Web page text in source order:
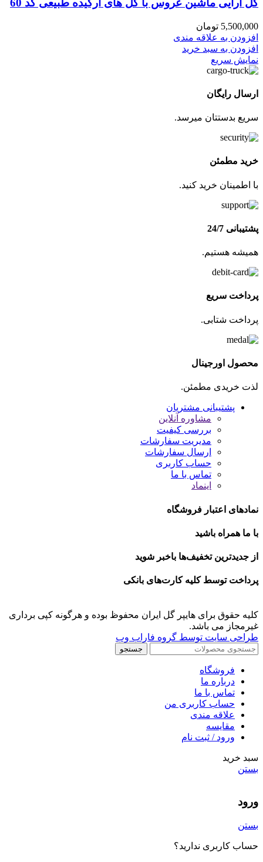
گل آرایی ماشین عروس با گل های ارکیده طبیعی کد 60
5,500,000 تومان
افزودن به علاقه مندی
افزودن به سبد خرید
نمایش سریع
ارسال رایگان
سریع بدستتان میرسد.
خرید مطمئن
با اطمینان خرید کنید.
پشتیبانی 24/7
همیشه هستیم.
پرداخت سریع
پرداخت شتابی.
محصول اورجینال
لذت خریدی مطمئن.
پشتیبانی مشتریان
مشاوره آنلاین
بررسی کیفیت
مدیریت سفارشات
ارسال سفارشات
حساب کاربری
تماس با ما
اینماد
نمادهای اعتبار فروشگاه
با ما همراه باشید
از جدیدترین تخفیف‌ها باخبر شوید
پرداخت توسط کلیه کارت‌های بانکی
کلیه حقوق برای هایپر گل ایران محفوظ بوده و هرگونه کپی برداری
غیرمجاز می باشد.
طراحی سایت توسط گروه فاراب وب
جستجو
فروشگاه
درباره ما
تماس با ما
حساب کاربری من
علاقه مندی
مقايسه
ورود / ثبت نام
سبد خرید
بستن
ورود
بستن
حساب کاربری ندارید؟